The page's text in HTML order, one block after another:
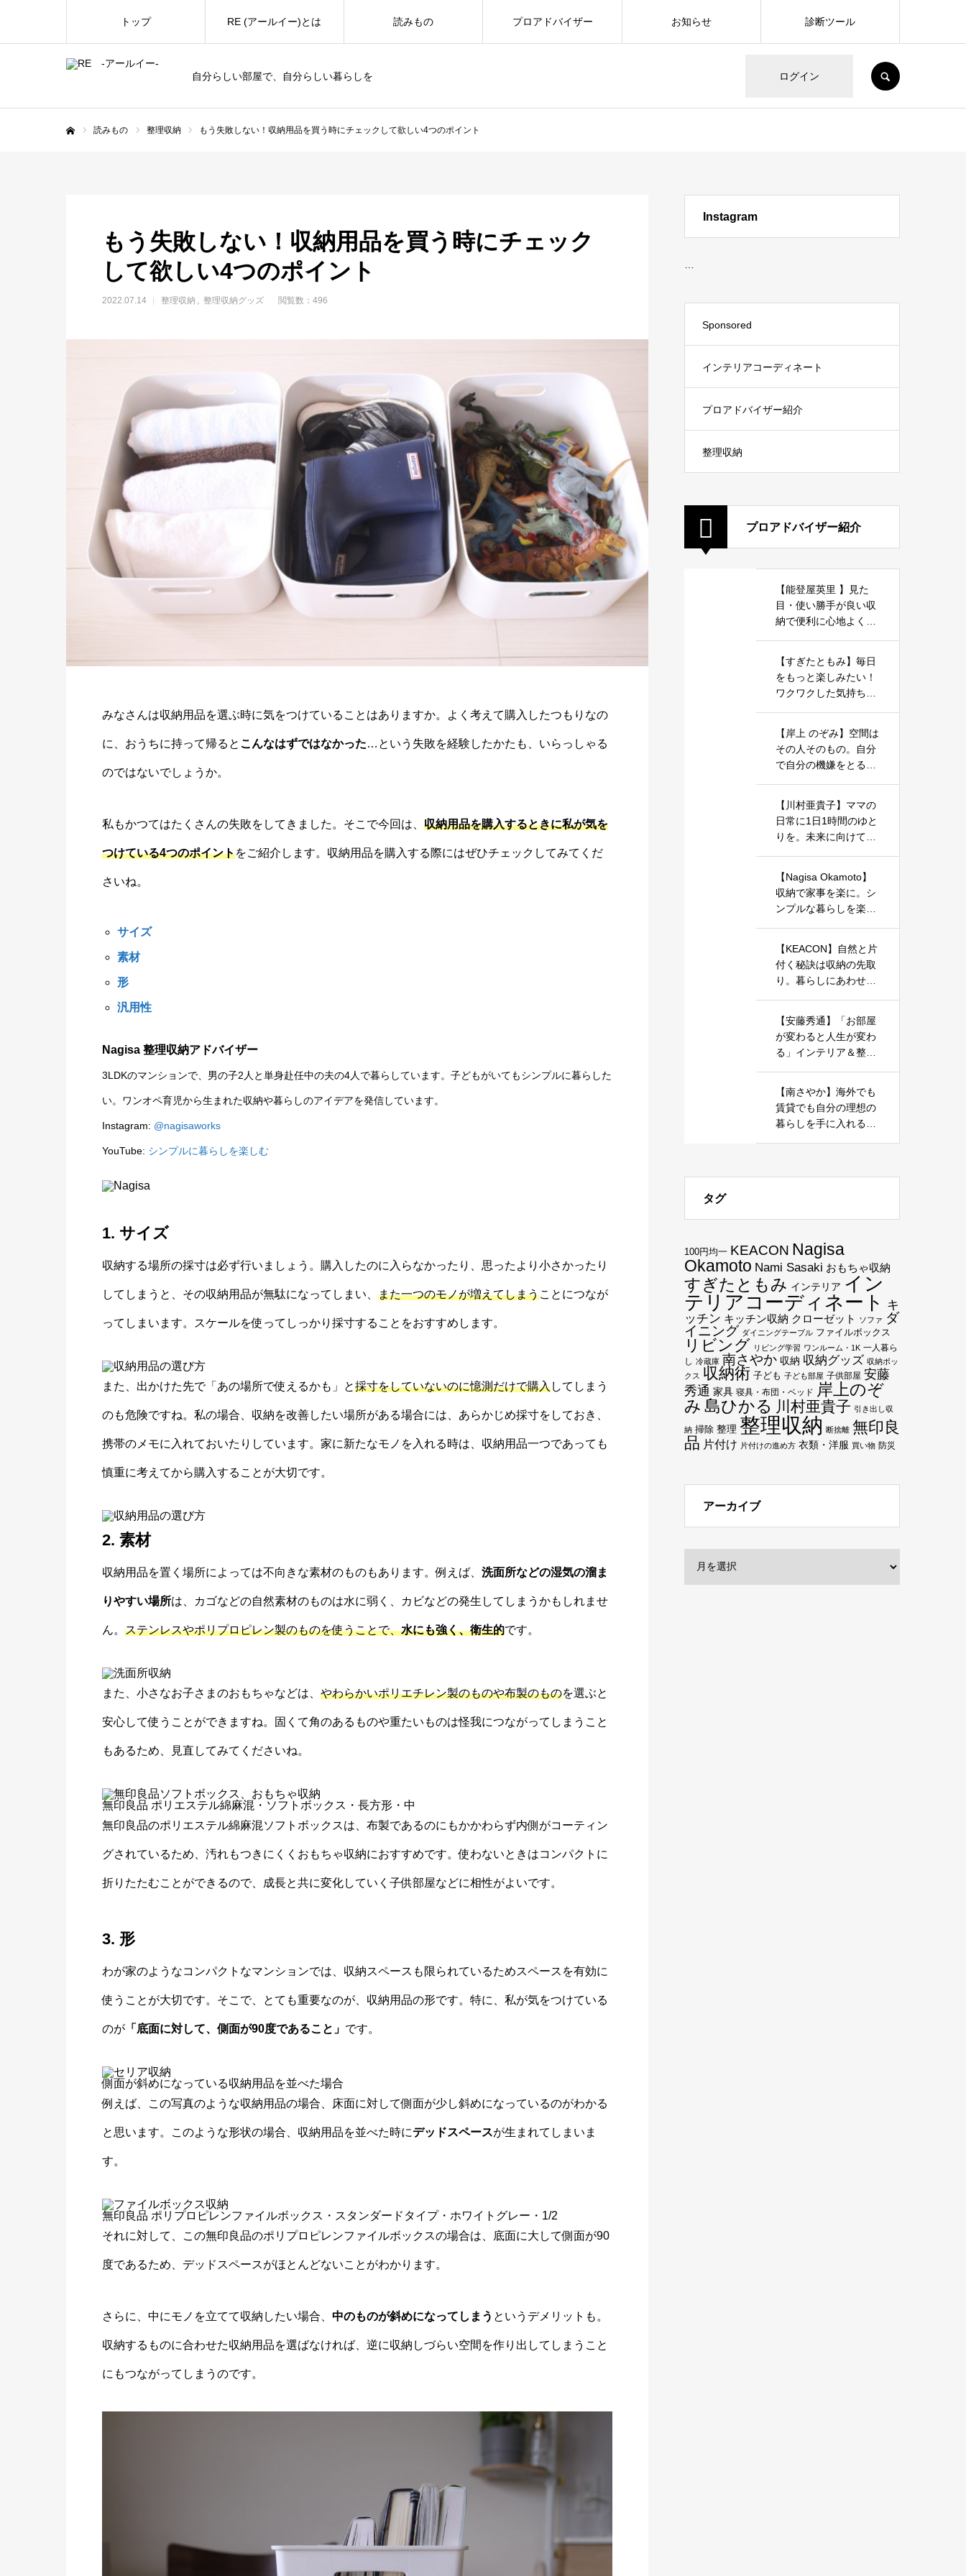
自分らしい部屋で、自分らしい暮らしを ログイン
トップ RE (アールイー)とは 読みもの プロアドバイザー お知らせ 診断ツール
読みもの 整理収納 もう失敗しない！収納用品を買う時にチェックして欲しい4つのポイント
もう失敗しない！収納用品を買う時にチェック
して欲しい4つのポイント
2022.07.14 整理収納 整理収納グッズ 閲覧数：496
みなさんは収納用品を選ぶ時に気をつけていることはありますか。よく考えて購入したつもりなの
に、おうちに持って帰ると こんなはずではなかった…という失敗を経験したかたも、いらっしゃる
のではないでしょうか。
私もかつてはたくさんの失敗をしてきました。そこで今回は、 収納用品を購入するときに私が気を
つけている4つのポイントをご紹介します。収納用品を購入する際にはぜひチェックしてみてくだ
さいね。
サイズ
素材
形
汎用性
Nagisa 整理収納アドバイザー
3LDKのマンションで、男の子2人と単身赴任中の夫の4人で暮らしています。子どもがいてもシンプルに暮らした
い。ワンオペ育児から生まれた収納や暮らしのアイデアを発信しています。
Instagram: @nagisaworks
YouTube: シンプルに暮らしを楽しむ
1. サイズ
収納する場所の採寸は必ず行いましょう。購入したのに入らなかったり、思ったより小さかったり
してしまうと、その収納用品が無駄になってしまい、 また一つのモノが増えてしまうことにつなが
ってしまいます。スケールを使ってしっかり採寸することをおすすめします。
また、出かけた先で「あの場所で使えるかも」と採寸をしていないのに憶測だけで購入してしまう
のも危険ですね。私の場合、収納を改善したい場所がある場合には、あらかじめ採寸をしておき、
携帯のメモに入れておいたりしています。家に新たなモノを入れる時は、収納用品一つであっても
慎重に考えてから購入することが大切です。
2. 素材
収納用品を置く場所によっては不向きな素材のものもあります。例えば、 洗面所などの湿気の溜ま
りやすい場所は、カゴなどの自然素材のものは水に弱く、カビなどの発生してしまうかもしれませ
ん。 ステンレスやポリプロピレン製のものを使うことで、水にも強く、衛生的です。
また、小さなお子さまのおもちゃなどは、 やわらかいポリエチレン製のものや布製のものを選ぶと
安心して使うことができますね。固くて角のあるものや重たいものは怪我につながってしまうこと
もあるため、見直してみてくださいね。
無印良品 ポリエステル綿麻混・ソフトボックス・長方形・中
無印良品のポリエステル綿麻混ソフトボックスは、布製であるのにもかかわらず内側がコーティン
グされているため、汚れもつきにくくおもちゃ収納におすすめです。使わないときはコンパクトに
折りたたむことができるので、成長と共に変化していく子供部屋などに相性がよいです。
3. 形
わが家のようなコンパクトなマンションでは、収納スペースも限られているためスペースを有効に
使うことが大切です。そこで、とても重要なのが、収納用品の形です。特に、私が気をつけている
のが 「底面に対して、側面が90度であること」 です。
側面が斜めになっている収納用品を並べた場合
例えば、この写真のような収納用品の場合、床面に対して側面が少し斜めになっているのがわかる
と思います。このような形状の場合、収納用品を並べた時にデッドスペースが生まれてしまいま
す。
無印良品 ポリプロピレンファイルボックス・スタンダードタイプ・ホワイトグレー・1/2
それに対して、この無印良品のポリプロピレンファイルボックスの場合は、底面に大して側面が90
度であるため、デッドスペースがほとんどないことがわかります。
さらに、中にモノを立てて収納したい場合、 中のものが斜めになってしまう というデメリットも。
収納するものに合わせた収納用品を選ばなければ、逆に収納しづらい空間を作り出してしまうこと
にもつながってしまうのです。
Instagram
Sponsored
インテリアコーディネート
プロアドバイザー紹介
整理収納
プロアドバイザー紹介
【能登屋英里 】見た
目・使い勝手が良い収
納で便利に心地よく暮
【すぎたともみ】毎日
をもっと楽しみたい！
ワクワクした気持ちで
【岸上 のぞみ】空間は
その人そのもの。自分
で自分の機嫌をとるた
しょう。
【川村亜貴子】ママの
日常に1日1時間のゆと
りを。未来に向けての
【Nagisa Okamoto】
収納で家事を楽に。シ
ンプルな暮らしを楽し
【KEACON】自然と片
付く秘訣は収納の先取
り。暮らしにあわせた
【安藤秀通】「お部屋
が変わると人生が変わ
る」インテリア＆整理
【南さやか】海外でも
賃貸でも自分の理想の
暮らしを手に入れる、
タグ
100円均一 KEACON Nagisa
Okamoto Nami Sasaki おもちゃ収納
すぎたともみ インテリア イン
テリアコーディネート キ
ッチン キッチン収納 クローゼット ソファ ダ
イニング ダイニングテーブル ファイルボックス
リビング リビング学習 ワンルーム・1K 一人暮ら
し 冷蔵庫 南さやか 収納 収納グッズ 収納ボッ
クス 収納術 子ども 子ども部屋 子供部屋 安藤
秀通 家具 寝具・布団・ベッド
岸上のぞ
み 島ひかる 川村亜貴子 引き出し収
納 掃除 整理 整理収納 断捨離 無印良
品 片付け 片付けの進め方 衣類・洋服 買い物 防災
アーカイブ